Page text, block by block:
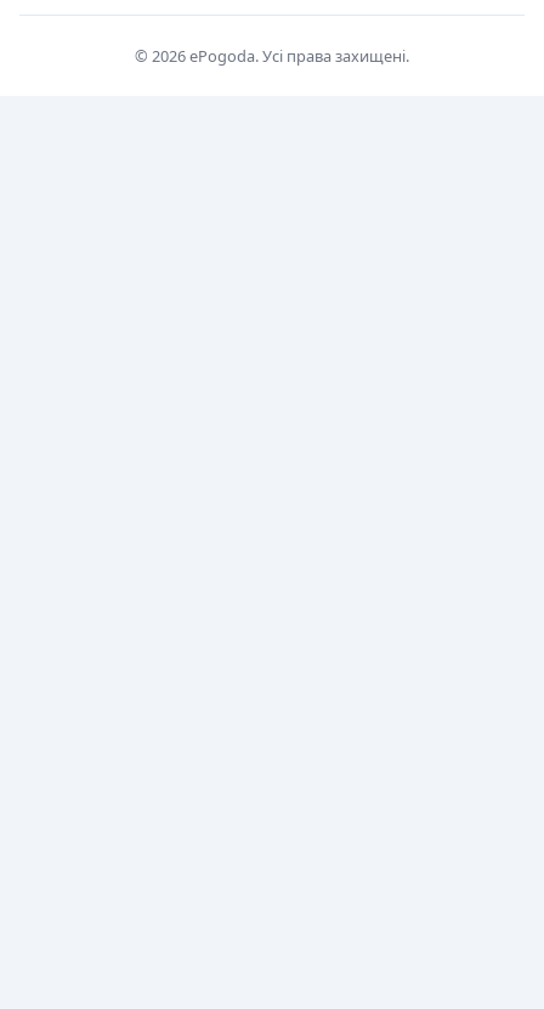
© 2026 ePogoda. Усі права захищені.